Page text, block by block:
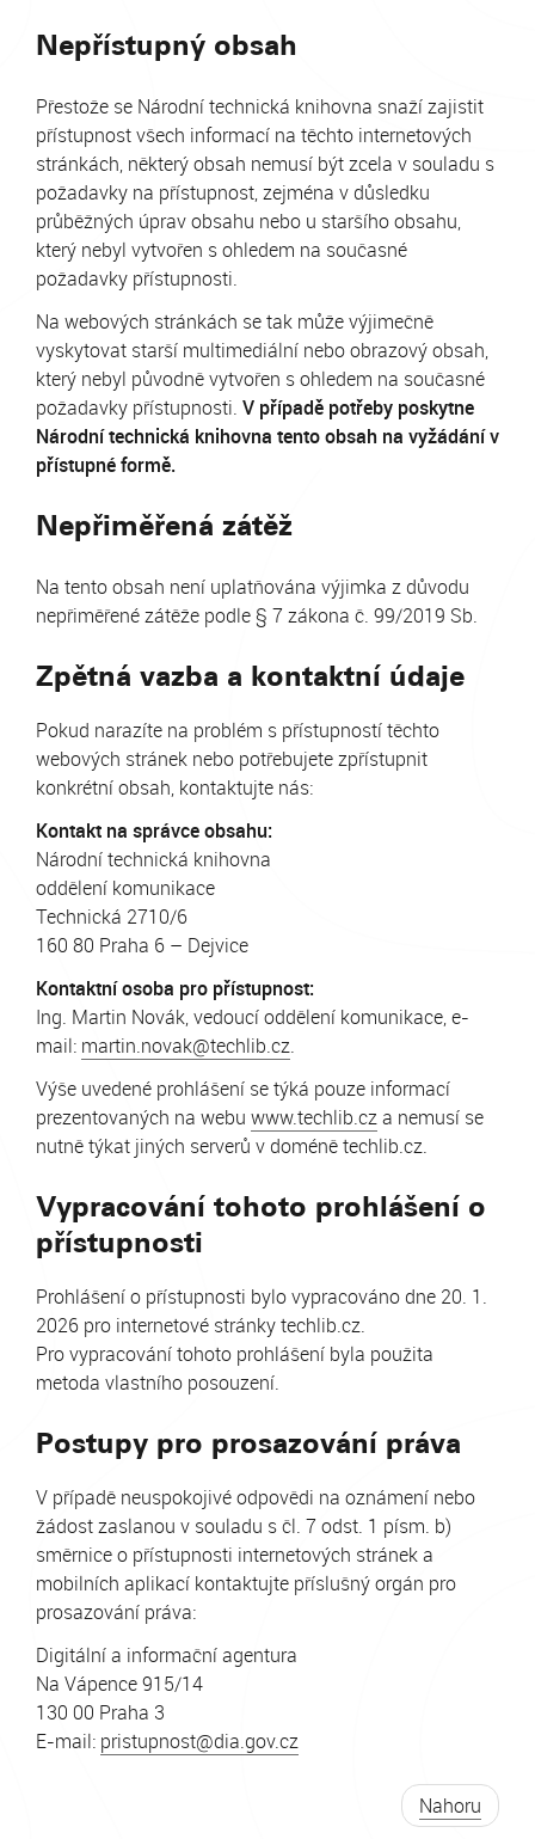
Nepřístupný obsah
Přestože se Národní technická knihovna snaží zajistit
přístupnost všech informací na těchto internetových
stránkách, některý obsah nemusí být zcela v souladu s
požadavky na přístupnost, zejména v důsledku
průběžných úprav obsahu nebo u staršího obsahu,
který nebyl vytvořen s ohledem na současné
požadavky přístupnosti.
Na webových stránkách se tak může výjimečně
vyskytovat starší multimediální nebo obrazový obsah,
který nebyl původně vytvořen s ohledem na současné
požadavky přístupnosti. V případě potřeby poskytne
Národní technická knihovna tento obsah na vyžádání v
přístupné formě.
Nepřiměřená zátěž
Na tento obsah není uplatňována výjimka z důvodu
nepřiměřené zátěže podle § 7 zákona č. 99/2019 Sb.
Zpětná vazba a kontaktní údaje
Pokud narazíte na problém s přístupností těchto
webových stránek nebo potřebujete zpřístupnit
konkrétní obsah, kontaktujte nás:
Kontakt na správce obsahu:
Národní technická knihovna
oddělení komunikace
Technická 2710/6
160 80 Praha 6 – Dejvice
Kontaktní osoba pro přístupnost:
Ing. Martin Novák, vedoucí oddělení komunikace, e-
mail: martin.novak@techlib.cz.
Výše uvedené prohlášení se týká pouze informací
prezentovaných na webu www.techlib.cza nemusí se
nutně týkat jiných serverů v doméně techlib.cz.
Vypracování tohoto prohlášení o
přístupnosti
Prohlášení o přístupnosti bylo vypracováno dne 20. 1.
2026 pro internetové stránky techlib.cz.
Pro vypracování tohoto prohlášení byla použita
metoda vlastního posouzení.
Postupy pro prosazování práva
V případě neuspokojivé odpovědi na oznámení nebo
žádost zaslanou v souladu s čl. 7 odst. 1 písm. b)
směrnice o přístupnosti internetových stránek a
mobilních aplikací kontaktujte příslušný orgán pro
prosazování práva:
Digitální a informační agentura
Na Vápence 915/14
130 00 Praha 3
E-mail: pristupnost@dia.gov.cz
Nahoru